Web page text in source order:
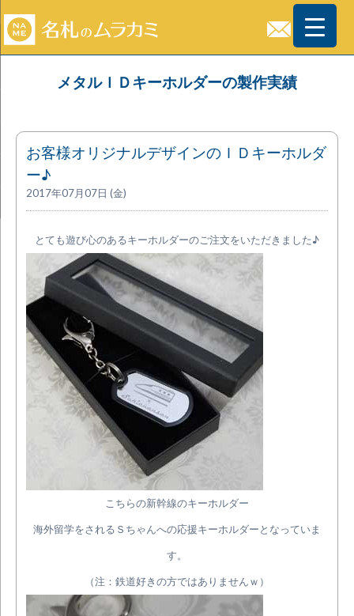
メタルＩＤキーホルダーの製作実績
お客様オリジナルデザインのＩＤキーホルダ
ー♪
2017年07月07日 (金)
とても遊び心のあるキーホルダーのご注文をいただきました♪
こちらの新幹線のキーホルダー
海外留学をされるＳちゃんへの応援キーホルダーとなっていま
す。
（注：鉄道好きの方ではありませんｗ）